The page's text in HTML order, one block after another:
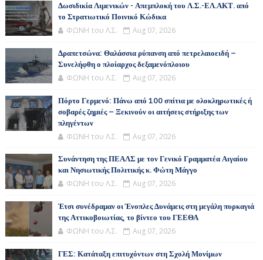
Δωσιδικία Λιμενικών - Απεμπλοκή του Λ.Σ.-ΕΛ.ΑΚΤ. από
το Στρατιωτικό Ποινικό Κώδικα
ΦΩΝΗ του Λ.Σ. Aug 07, 2026
Δραπετσώνα: Θαλάσσια ρύπανση από πετρελαιοειδή –
Συνελήφθη ο πλοίαρχος δεξαμενόπλοιου
ΦΩΝΗ του Λ.Σ. Aug 07, 2026
Πόρτο Γερμενό: Πάνω από 100 σπίτια με ολοκληρωτικές ή
σοβαρές ζημιές – Ξεκινούν οι αιτήσεις στήριξης των
πληγέντων
ΦΩΝΗ του Λ.Σ. Aug 07, 2026
Συνάντηση της ΠΕΑΛΣ με τον Γενικό Γραμματέα Αιγαίου
και Νησιωτικής Πολιτικής κ. Φώτη Μάγγο
ΦΩΝΗ του Λ.Σ. Aug 07, 2026
Έτσι συνέδραμαν οι Ένοπλες Δυνάμεις στη μεγάλη πυρκαγιά
της Αττικοβοιωτίας, το βίντεο του ΓΕΕΘΑ
ΦΩΝΗ του Λ.Σ. Aug 07, 2026
ΓΕΣ: Κατάταξη επιτυχόντων στη Σχολή Μονίμων